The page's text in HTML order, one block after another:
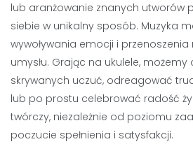
lub aranżowanie znanych utworów
siebie w unikalny sposób. Muzyka
wywoływania emocji i
umysłu. Grając na ukulele,
skrywanych uczuć, odreagować
lub po prostu celebrować radość
twórczy, niezależnie od poziomu
poczucie spełnienia i satysfakcji.